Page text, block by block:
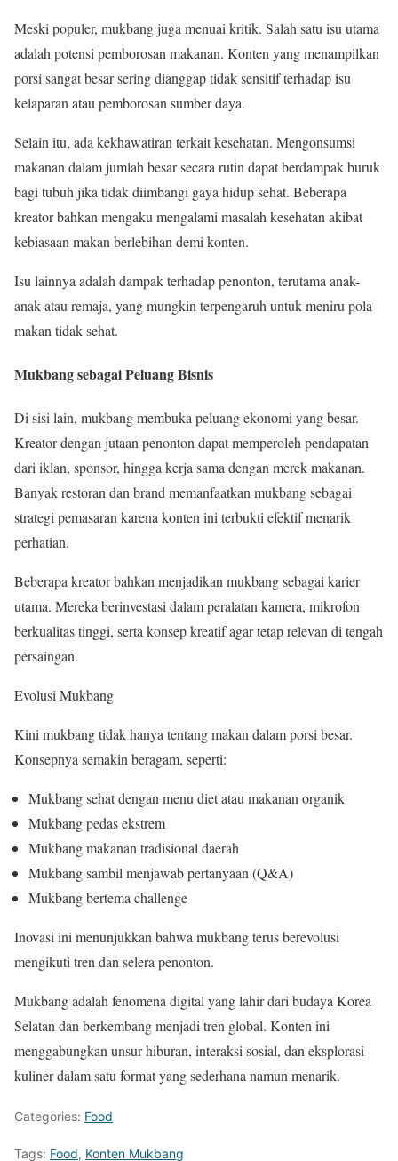
Meski populer, mukbang juga menuai kritik. Salah satu isu utama
adalah potensi pemborosan makanan. Konten yang menampilkan
porsi sangat besar sering dianggap tidak sensitif terhadap isu
kelaparan atau pemborosan sumber daya.
Selain itu, ada kekhawatiran terkait kesehatan. Mengonsumsi
makanan dalam jumlah besar secara rutin dapat berdampak buruk
bagi tubuh jika tidak diimbangi gaya hidup sehat. Beberapa
kreator bahkan mengaku mengalami masalah kesehatan akibat
kebiasaan makan berlebihan demi konten.
Isu lainnya adalah dampak terhadap penonton, terutama anak-
anak atau remaja, yang mungkin terpengaruh untuk meniru pola
makan tidak sehat.
Mukbang sebagai Peluang Bisnis
Di sisi lain, mukbang membuka peluang ekonomi yang besar.
Kreator dengan jutaan penonton dapat memperoleh pendapatan
dari iklan, sponsor, hingga kerja sama dengan merek makanan.
Banyak restoran dan brand memanfaatkan mukbang sebagai
strategi pemasaran karena konten ini terbukti efektif menarik
perhatian.
Beberapa kreator bahkan menjadikan mukbang sebagai karier
utama. Mereka berinvestasi dalam peralatan kamera, mikrofon
berkualitas tinggi, serta konsep kreatif agar tetap relevan di tengah
persaingan.
Evolusi Mukbang
Kini mukbang tidak hanya tentang makan dalam porsi besar.
Konsepnya semakin beragam, seperti:
Mukbang sehat dengan menu diet atau makanan organik
Mukbang pedas ekstrem
Mukbang makanan tradisional daerah
Mukbang sambil menjawab pertanyaan (Q&A)
Mukbang bertema challenge
Inovasi ini menunjukkan bahwa mukbang terus berevolusi
mengikuti tren dan selera penonton.
Mukbang adalah fenomena digital yang lahir dari budaya Korea
Selatan dan berkembang menjadi tren global. Konten ini
menggabungkan unsur hiburan, interaksi sosial, dan eksplorasi
kuliner dalam satu format yang sederhana namun menarik.
Categories: Food
Tags: Food, Konten Mukbang